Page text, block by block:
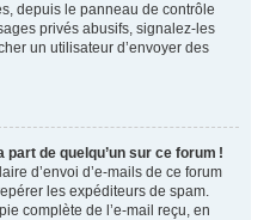
depuis le panneau de contrôle
privés abusifs, signalez-les
un utilisateur d’envoyer des
part de quelqu’un sur ce forum !
d’envoi d’e-mails de ce forum
les expéditeurs de spam.
complète de l’e-mail reçu, en